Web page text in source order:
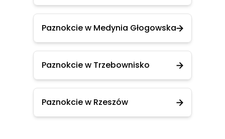
Paznokcie w Medynia Głogowska
Paznokcie w Trzebownisko
Paznokcie w Rzeszów